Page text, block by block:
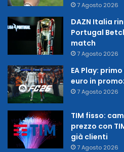
7 Agosto 2026
DAZN Italia
Portugal
match
7 Agosto 2026
EA Play:
euro in
7 Agosto 2026
TIM fisso:
prezzo con
già clienti
7 Agosto 2026